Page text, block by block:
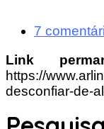
7
Link
https://
desconfiar-de-